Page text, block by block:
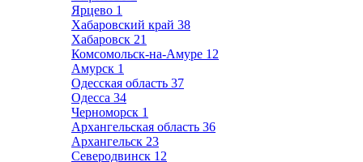
Ярцево 1
Хабаровский край 38
Хабаровск 21
Комсомольск-на-Амуре 12
Амурск 1
Одесская область 37
Одесса 34
Черноморск 1
Архангельская область 36
Архангельск 23
Северодвинск 12